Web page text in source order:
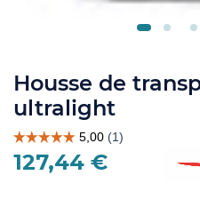
Housse de
ultralight
127,44 €